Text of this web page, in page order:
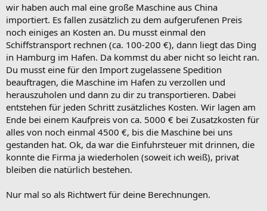
wir haben auch mal eine große Maschine aus China
importiert. Es fallen zusätzlich zu dem aufgerufenen Preis
noch einiges an Kosten an. Du musst einmal den
Schiffstransport rechnen (ca. 100-200 €), dann liegt das Ding
in Hamburg im Hafen. Da kommst du aber nicht so leicht ran.
Du musst eine für den Import zugelassene Spedition
beauftragen, die Maschine im Hafen zu verzollen und
herauszuholen und dann zu dir zu transportieren. Dabei
entstehen für jeden Schritt zusätzliches Kosten. Wir lagen am
Ende bei einem Kaufpreis von ca. 5000 € bei Zusatzkosten für
alles von noch einmal 4500 €, bis die Maschine bei uns
gestanden hat. Ok, da war die Einfuhrsteuer mit drinnen, die
konnte die Firma ja wiederholen (soweit ich weiß), privat
bleiben die natürlich bestehen.
Nur mal so als Richtwert für deine Berechnungen.